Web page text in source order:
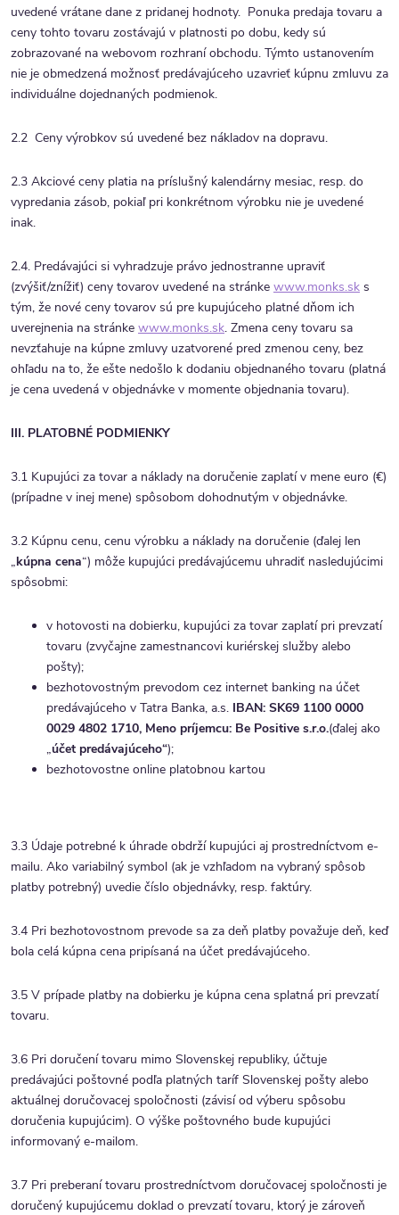
uvedené vrátane dane z pridanej hodnoty. Ponuka predaja tovaru a
ceny tohto tovaru zostávajú v platnosti po dobu, kedy sú
zobrazované na webovom rozhraní obchodu. Týmto ustanovením
nie je obmedzená možnosť predávajúceho uzavrieť kúpnu zmluvu za
individuálne dojednaných podmienok.
2.2 Ceny výrobkov sú uvedené bez nákladov na dopravu.
2.3 Akciové ceny platia na príslušný kalendárny mesiac, resp. do
vypredania zásob, pokiaľ pri konkrétnom výrobku nie je uvedené
inak.
2.4. Predávajúci si vyhradzuje právo jednostranne upraviť
(zvýšiť/znížiť) ceny tovarov uvedené na stránke www.monks.sk s
tým, že nové ceny tovarov sú pre kupujúceho platné dňom ich
uverejnenia na stránke www.monks.sk. Zmena ceny tovaru sa
nevzťahuje na kúpne zmluvy uzatvorené pred zmenou ceny, bez
ohľadu na to, že ešte nedošlo k dodaniu objednaného tovaru (platná
je cena uvedená v objednávke v momente objednania tovaru).
III. PLATOBNÉ PODMIENKY
3.1 Kupujúci za tovar a náklady na doručenie zaplatí v mene euro (€)
(prípadne v inej mene) spôsobom dohodnutým v objednávke.
3.2 Kúpnu cenu, cenu výrobku a náklady na doručenie (ďalej len
„kúpna cena“) môže kupujúci predávajúcemu uhradiť nasledujúcimi
spôsobmi:
v hotovosti na dobierku, kupujúci za tovar zaplatí pri prevzatí
tovaru (zvyčajne zamestnancovi kuriérskej služby alebo
pošty);
bezhotovostným prevodom cez internet banking na účet
predávajúceho v Tatra Banka, a.s. IBAN: SK69 1100 0000
0029 4802 1710, Meno príjemcu: Be Positive s.r.o.(ďalej ako
„účet predávajúceho“);
bezhotovostne online platobnou kartou
3.3 Údaje potrebné k úhrade obdrží kupujúci aj prostredníctvom e-
mailu. Ako variabilný symbol (ak je vzhľadom na vybraný spôsob
platby potrebný) uvedie číslo objednávky, resp. faktúry.
3.4 Pri bezhotovostnom prevode sa za deň platby považuje deň, keď
bola celá kúpna cena pripísaná na účet predávajúceho.
3.5 V prípade platby na dobierku je kúpna cena splatná pri prevzatí
tovaru.
3.6 Pri doručení tovaru mimo Slovenskej republiky, účtuje
predávajúci poštovné podľa platných taríf Slovenskej pošty alebo
aktuálnej doručovacej spoločnosti (závisí od výberu spôsobu
doručenia kupujúcim). O výške poštovného bude kupujúci
informovaný e-mailom.
3.7 Pri preberaní tovaru prostredníctvom doručovacej spoločnosti je
doručený kupujúcemu doklad o prevzatí tovaru, ktorý je zároveň